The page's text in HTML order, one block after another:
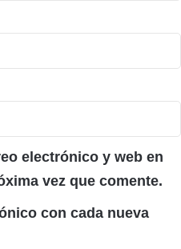
electrónico y web en
vez que comente.
con cada nueva